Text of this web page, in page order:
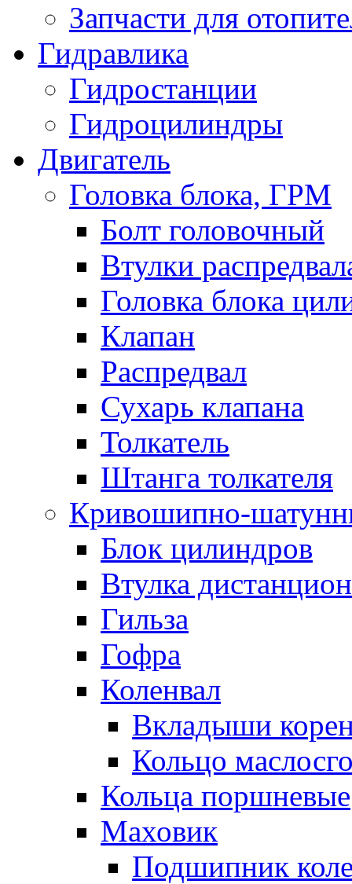
Запчасти для
Гидравлика
Гидростанции
Гидроцилиндры
Двигатель
Головка блока, ГРМ
Болт головочный
Втулки
Головка блока
Клапан
Распредвал
Сухарь клапана
Толкатель
Штанга толкателя
Кривошипно-
Блок цилиндров
Втулка
Гильза
Гофра
Коленвал
Вкладыши
Кольцо
Кольца поршневые
Маховик
Подшипник